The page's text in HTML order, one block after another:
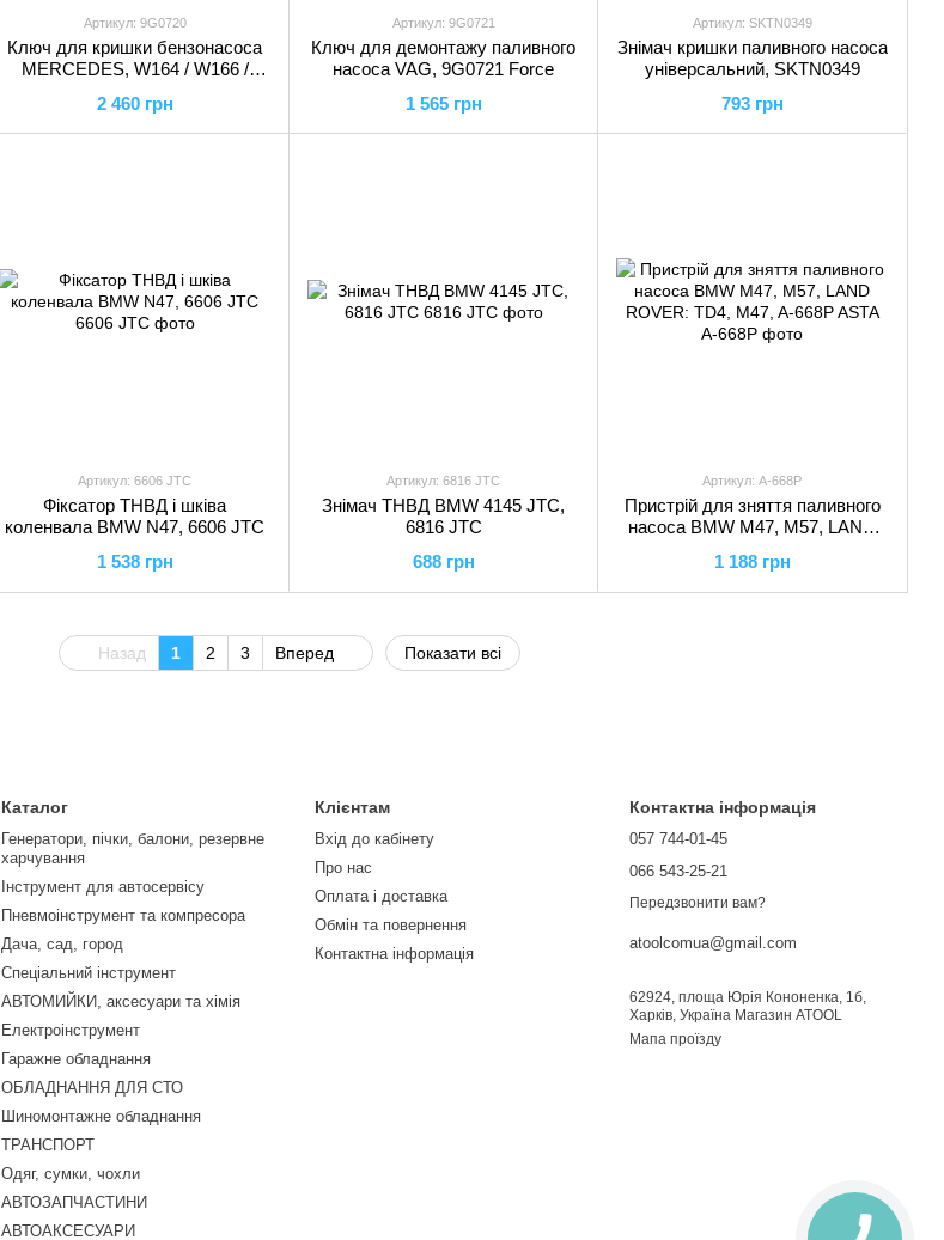
Артикул: 9G0720
Ключ для кришки бензонасоса
MERCEDES, W164 / W166 /
2 460 грн
Артикул: 9G0721
Ключ для демонтажу паливного
насоса VAG, 9G0721 Force
1 565 грн
Артикул: SKTN0349
Знімач кришки паливного насоса
універсальний, SKTN0349
793 грн
Артикул: 6606 JTC
Фіксатор ТНВД і шківа
коленвала BMW N47, 6606 JTC
1 538 грн
Артикул: 6816 JTC
Знімач ТНВД BMW 4145 JTC,
6816 JTC
688 грн
Артикул: A-668P
Пристрій для зняття паливного
насоса BMW M47, M57, LAND
1 188 грн
Назад 1 2 3 Вперед Показати всі
Каталог
Генератори, пічки, балони, резервне
харчування
Інструмент для автосервісу
Пневмоінструмент та компресора
Дача, сад, город
Спеціальний інструмент
АВТОМИЙКИ, аксесуари та хімія
Електроінструмент
Гаражне обладнання
ОБЛАДНАННЯ ДЛЯ СТО
Шиномонтажне обладнання
ТРАНСПОРТ
Одяг, сумки, чохли
АВТОЗАПЧАСТИНИ
АВТОАКСЕСУАРИ
Клієнтам
Вхід до кабінету
Про нас
Оплата і доставка
Обмін та повернення
Контактна інформація
Контактна інформація
057 744-01-45
066 543-25-21
Передзвонити вам?
atoolcomua@gmail.com
62924, площа Юрія Кононенка, 1б,
Харків, Україна Магазин ATOOL
Мапа проїзду